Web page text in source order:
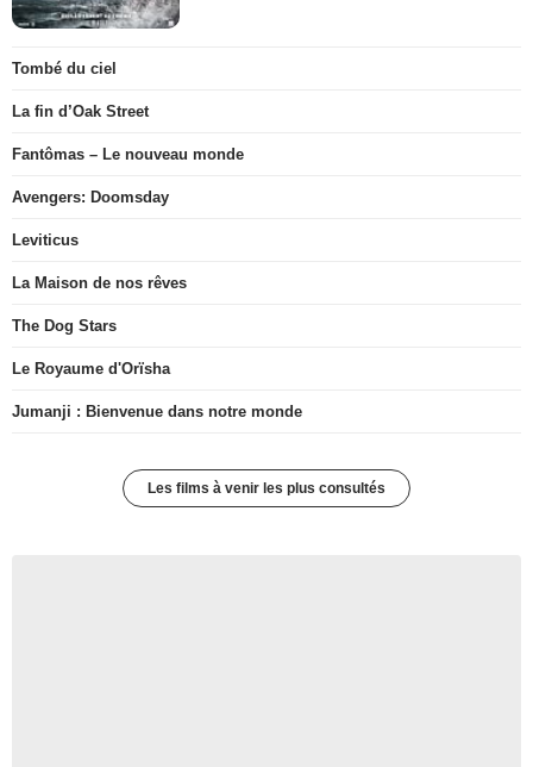
Tombé du ciel
La fin d’Oak Street
Fantômas – Le nouveau monde
Avengers: Doomsday
Leviticus
La Maison de nos rêves
The Dog Stars
Le Royaume d'Orïsha
Jumanji : Bienvenue dans notre monde
Les films à venir les plus consultés